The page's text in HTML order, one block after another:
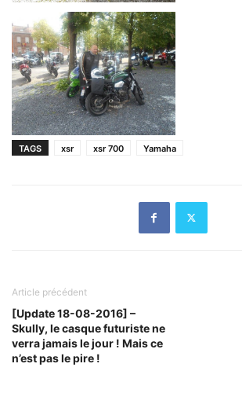
TAGS xsr xsr 700 Yamaha
Article précédent
[Update 18-08-2016] –
Skully, le casque futuriste ne
verra jamais le jour ! Mais ce
n’est pas le pire !